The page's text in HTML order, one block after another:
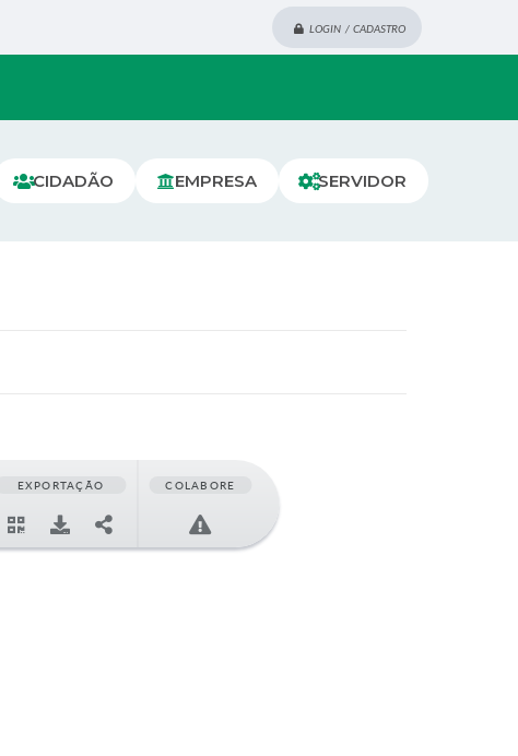
LOGIN / CADASTRO
CIDADÃO EMPRESA SERVIDOR
EXPORTAÇÃO COLABORE